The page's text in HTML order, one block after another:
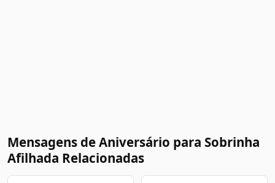
Mensagens de Aniversário para Sobrinha
Afilhada Relacionadas